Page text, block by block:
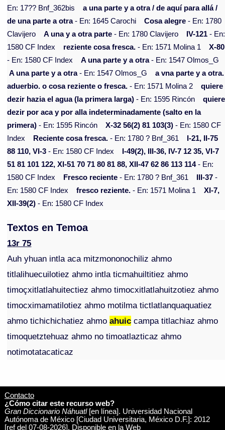
En: 17?? Bnf_362bis
a una parte y a otra / de aquí para allá /
de una parte a otra- En: 1645 Carochi Cosa alegre - En: 1780
Clavijero
A una y a otra parte - En: 1780 Clavijero IV-121 - En:
1580 CF Index
reziente cosa fresca. - En: 1571 Molina 1
X-80
- En: 1580 CF Index
A una parte y a otra- En: 1547 Olmos_G
A una parte y a otra- En: 1547 Olmos_G
a vna parte y a otra.
aduerbio. o cosa reziente o fresca. - En: 1571 Molina 2
quiere
dezir hazia el agua (la primera larga) - En: 1595 Rincón
quiere
dezir por aca y por alla indeterminadamente (salto en la
primera) - En: 1595 Rincón X-32 56(2) 81 103(3) - En: 1580 CF
Index
Reciente cosa fresca. - En: 1780 ? Bnf_361
I-21, II-75
88 110, VI-3 - En: 1580 CF Index
I-49(2), III-36, IV-7 12 35, VI-7
51 81 101 122, XI-51 70 71 80 81 88, XII-47 62 86 113 114- En:
1580 CF Index
Fresco reciente - En: 1780 ? Bnf_361 III-37 -
En: 1580 CF Index
fresco reziente. - En: 1571 Molina 1
XI-7,
XII-39(2) - En: 1580 CF Index
Textos en Temoa
13r 75
Auh yhuan intla aca mitzmononochiliz ahmo
titlalihuecuilotiez ahmo intla ticmahuiltitiez ahmo
timoçxitlatlahuitectiez ahmo timocxitlatlahuitzotiez ahmo
timocximamatilotiez ahmo motilma tictlatlanquaquatiez
ahmo tichichichatiez ahmoahuic campa titlachiaz ahmo
timoquetztehuaz ahmo no timoatlazticaz ahmo
notimotatacaticaz
Contacto
¿Cómo citar este recurso web?
Gran Diccionario Náhuatl[en línea]. Universidad Nacional
Autónoma de México [Ciudad Universitaria, México D.F.]: 2012
[ref del 07-08-2026]. Disponible en la Web